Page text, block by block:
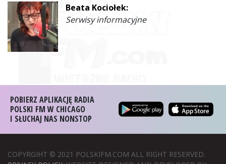
Beata Kociołek:
Serwisy informacyjne
POBIERZ APLIKACJĘ RADIA
POLSKI FM W CHICAGO
I SŁUCHAJ NAS NONSTOP
COPYRGIHT © 2021 POLSKIFM.COM ALL RIGHT RESERVED.